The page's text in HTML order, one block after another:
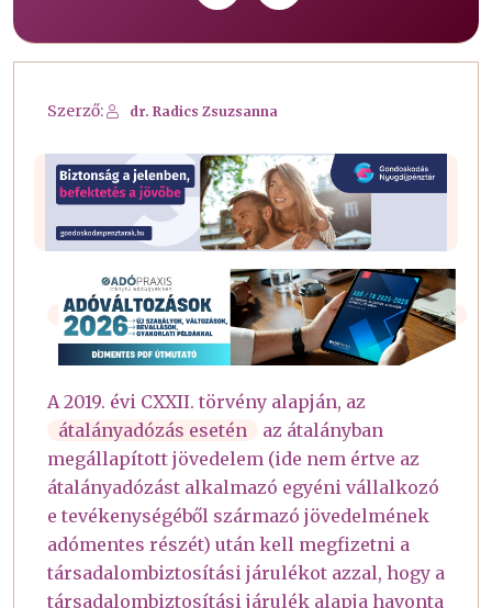
Szerző: dr. Radics Zsuzsanna
A 2019. évi CXXII. törvény alapján, az
átalányadózás esetén
az átalányban
megállapított jövedelem (ide nem értve az
átalányadózást alkalmazó egyéni vállalkozó
e tevékenységéből származó jövedelmének
adómentes részét) után kell megfizetni a
társadalombiztosítási járulékot azzal, hogy a
társadalombiztosítási járulék alapja havonta